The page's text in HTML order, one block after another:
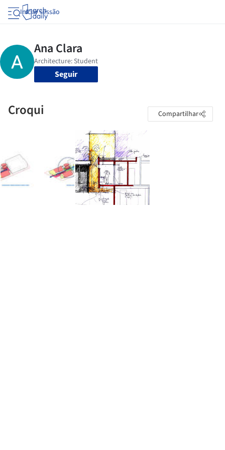
Iniciar sessão
Seguir
Croqui Compartilhar